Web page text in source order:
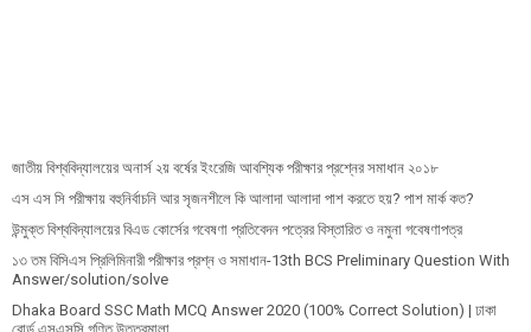
জাতীয় বিশ্ববিদ্যালয়ের অনার্স ২য় বর্ষের ইংরেজি আবশ্যিক পরীক্ষার প্রশ্নের সমাধান ২০১৮
এস এস সি পরীক্ষায় বহুনির্বাচনি আর সৃজনশীলে কি আলাদা আলাদা পাশ করতে হয়? পাশ মার্ক কত?
উন্মুক্ত বিশ্ববিদ্যালয়ের বিএড কোর্সের গবেষণা প্রতিবেদন পত্রের বিস্তারিত ও নমুনা গবেষণাপত্র
১৩ তম বিসিএস প্রি‌লি‌মিনারী পরীক্ষার প্রশ্ন ও সমাধান-13th BCS Preliminary Question With
Answer/solution/solve
Dhaka Board SSC Math MCQ Answer 2020 (100% Correct Solution) | ঢাকা
বোর্ড এসএসসি গণিত উত্তরমালা